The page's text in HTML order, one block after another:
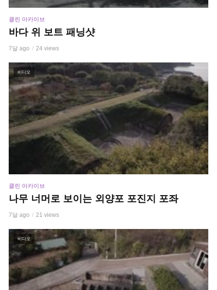
클린 아카이브
바다 위 보트 패닝샷
7달 ago 24 views
비디오
클린 아카이브
나무 너머로 보이는 외양포 포진지 포좌
7달 ago 21 views
비디오